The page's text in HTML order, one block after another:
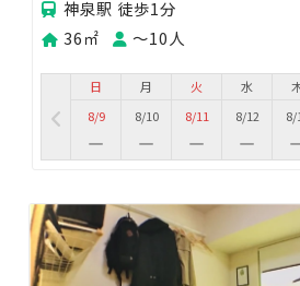
神泉駅 徒歩1分
36㎡
〜10人
日
8/9
月
8/10
火
8/11
水
8/12
8/